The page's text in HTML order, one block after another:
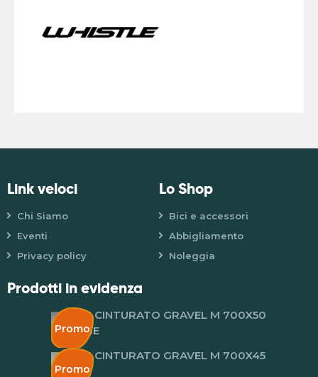
Link veloci
Chi Siamo
Eventi
Privacy policy
Lo Shop
Bici e accessori
Abbigliamento
Noleggia
Prodotti in evidenza
Promo
PIRELLI CINTURATO GRAVEL M 700X50
VINTAGE
Promo
PIRELLI CINTURATO GRAVEL M 700X45
BLACK